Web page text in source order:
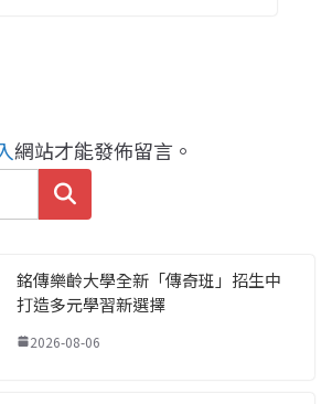
網站才能發佈留言。
搜尋
銘傳樂齡大學全新「傳奇班」招生中
打造多元學習新選擇
2026-08-06